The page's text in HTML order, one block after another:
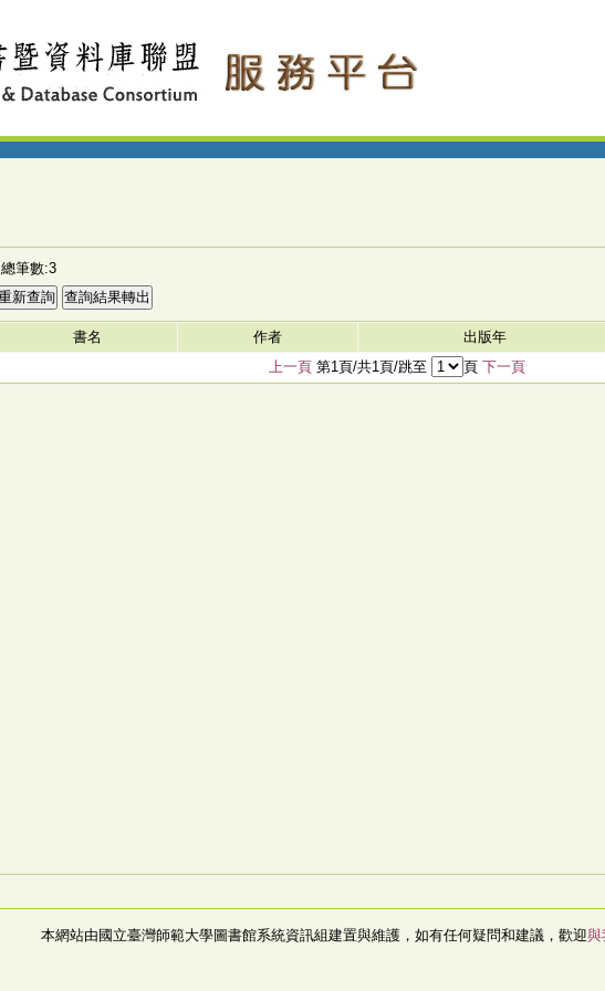
總筆數:3
書名 作者 出版年
上一頁第1頁/共1頁/跳至 頁 下一頁
本網站由國立臺灣師範大學圖書館系統資訊組建置與維護，如有任何疑問和建議，歡迎與